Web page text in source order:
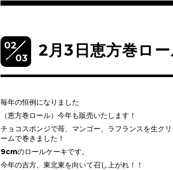
02
03
2月3日恵方巻ロー
毎年の恒例になりました
（恵方巻ロール）今年も販売いたします！
チョコスポンジで苺、マンゴー、ラフランスを生クリ
ームで巻きました！
9cmのロールケーキです。
今年の吉方、東北東を向いて召し上がれ！！